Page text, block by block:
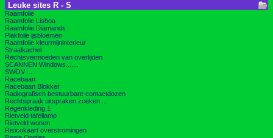
Leuke sites R - S
Raamfolie
Raamfolie Lisboa
Raamfolie Diamands
Plakfolie ijsbloemen
Raamfolie kleurmijninterieur
Straalkachel
Rechtsvermoeden van overlijden
SCANNEN Windows.......
SWOV .....
Racebaan
Racebaan Blokker
Radiografisch bestuurbare contactdozen
Rechtspraak uitspraken zoeken ...
Regenkleding 1
Rietveld tafellamp
Rietveld wonen
Risicokaart overstromingen